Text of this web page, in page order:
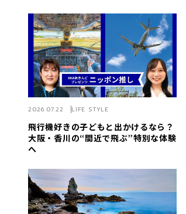
飛行機好きの子どもと出かけるなら？
大阪・香川の“間近で飛ぶ”特別な体験
へ
2026.07.22 LIFE STYLE